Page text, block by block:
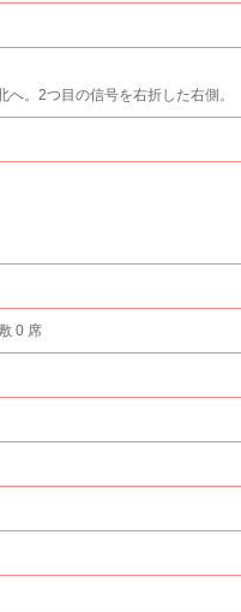
。2つ目の信号を右折した右側。
0 席